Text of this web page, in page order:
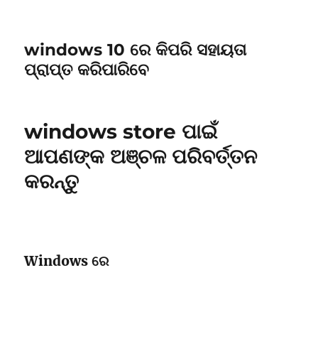
windows 10 ରେ କିପରି ସହାୟତା
ପ୍ରାପ୍ତ କରିପାରିବେ
windows store ପାଇଁ
ଆପଣଙ୍କ ଅଞ୍ଚଳ ପରିବର୍ତ୍ତନ
କରନ୍ତୁ
Windows ରେ